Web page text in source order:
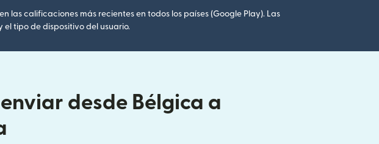
las calificaciones más recientes en todos los países (Google Play). Las
tipo de dispositivo del usuario.
desde Bélgica a